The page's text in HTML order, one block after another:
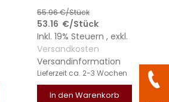
55.96€/Stück
53.16 €/Stück
Inkl. 19% Steuern,exkl.
Versandkosten
Versandinformation
Lieferzeit ca. 2-3 Wochen
In den Warenkorb